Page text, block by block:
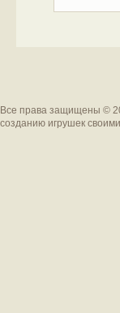
Все права защищены ©
созданию игрушек своими